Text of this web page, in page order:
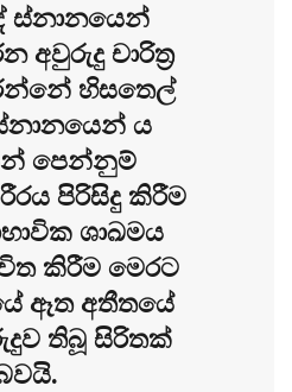
ස්නානයෙන්
අවුරුදු චාරිත්‍ර
හිසතෙල්
ය
පෙන්නුම්
පිරිසිදු කිරීම
ශාඛමය
කිරීම මෙරට
ඈත අතීතයේ
තිබූ සිරිතක්